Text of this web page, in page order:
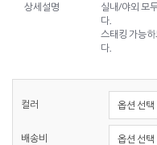
상세설명
실내/야외 모
다.
스태킹 가능
다.
컬러
배송비